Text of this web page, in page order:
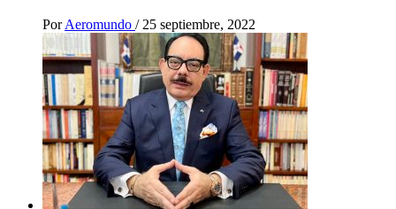
Por Aeromundo / 25 septiembre, 2022